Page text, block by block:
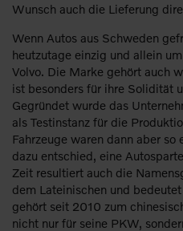
Wunsch auch die Lieferung
Wenn Autos aus Schweden
heutzutage einzig und allein
Volvo. Die Marke gehört auch
ist besonders für ihre Solidität
Gegründet wurde das
als Testinstanz für die
Fahrzeuge waren dann aber
dazu entschied, eine
Zeit resultiert auch die
dem Lateinischen und
gehört seit 2010 zum
nicht nur für seine PKW,